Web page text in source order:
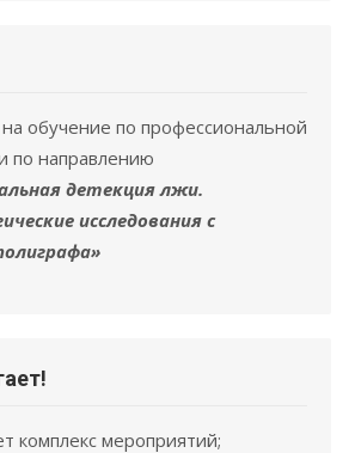
обучение по профессиональной
по направлению
детекция лжи.
исследования с
комплекс мероприятий;